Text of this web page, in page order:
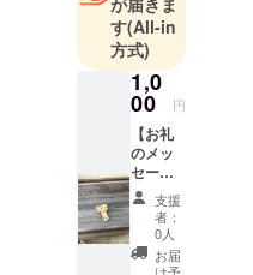
す(All-in
方式)
1,0
00 円
【お礼
のメッ
セー
ジ】 感
謝の気
持ちを
込め
て、お
支援
者：
0人
お届